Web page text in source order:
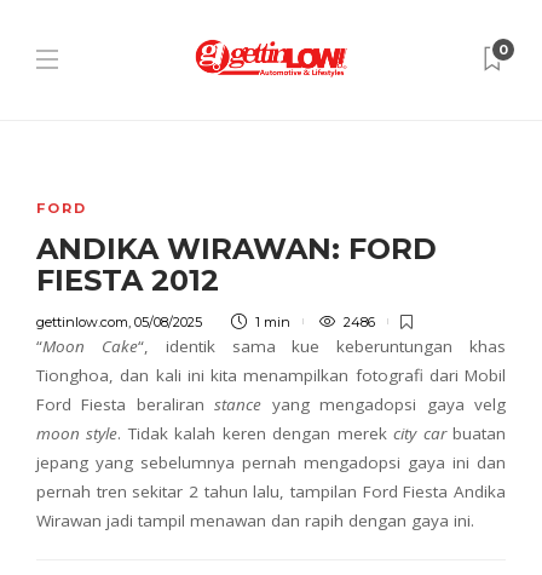
0
FORD
ANDIKA WIRAWAN: FORD
FIESTA 2012
gettinlow.com, 05/08/2025 1 min 2486
“Moon Cake“, identik sama kue keberuntungan khas
Tionghoa, dan kali ini kita menampilkan fotografi dari Mobil
Ford Fiesta beraliranstance yang mengadopsi gaya velg
moon style. Tidak kalah keren dengan merekcity carbuatan
jepang yang sebelumnya pernah mengadopsi gaya ini dan
pernah tren sekitar 2 tahun lalu, tampilan Ford Fiesta Andika
Wirawan jadi tampil menawan dan rapih dengan gaya ini.